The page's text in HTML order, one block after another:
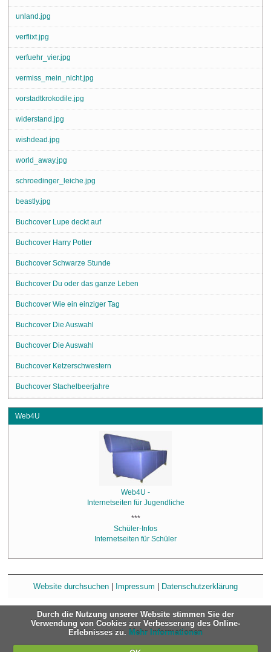
unland.jpg
verflixt.jpg
verfuehr_vier.jpg
vermiss_mein_nicht.jpg
vorstadtkrokodile.jpg
widerstand.jpg
wishdead.jpg
world_away.jpg
schroedinger_leiche.jpg
beastly.jpg
Buchcover Lupe deckt auf
Buchcover Harry Potter
Buchcover Schwarze Stunde
Buchcover Du oder das ganze Leben
Buchcover Wie ein einziger Tag
Buchcover Die Auswahl
Buchcover Die Auswahl
Buchcover Ketzerschwestern
Buchcover Stachelbeerjahre
Web4U
Web4U -
Internetseiten für Jugendliche
***
Schüler-Infos
Internetseiten für Schüler
Website durchsuchen Impressum Datenschutzerklärung
Durch die Nutzung unserer Website stimmen Sie der
Verwendung von Cookies zur Verbesserung des Online-
Erlebnisses zu. Mehr Informationen